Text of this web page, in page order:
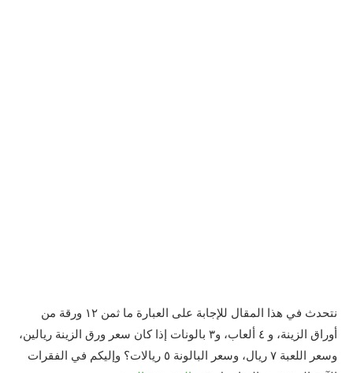
نتحدث في هذا المقال للإجابة على العبارة ما ثمن ١٢ ورقة من
أوراق الزينة، و ٤ ألعاب، و٣ بالونات إذا كان سعر ورق الزينة ريالين،
وسعر اللعبة ٧ ريال، وسعر البالونة ٥ ريالات؟ وإليكم في الفقرات